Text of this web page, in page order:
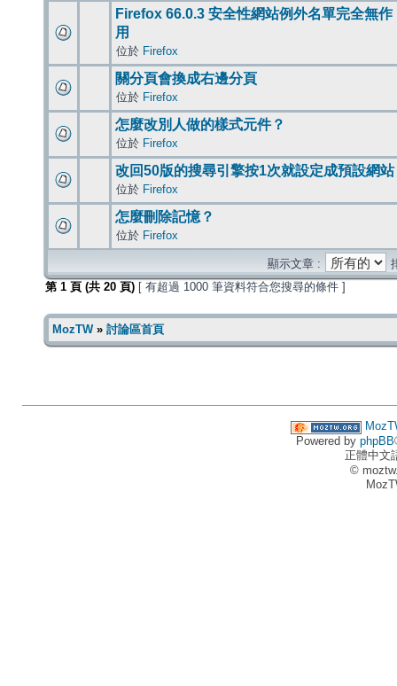
Firefox 66.0.3 安全性網站例外名單完全無作
用
位於 Firefox
關分頁會換成右邊分頁
位於 Firefox
怎麼改別人做的樣式元件？
位於 Firefox
改回50版的搜尋引擎按1次就設定成預設網站
位於 Firefox
怎麼刪除記憶？
位於 Firefox
顯示文章 :
第 1 頁 (共 20 頁) [ 有超過 1000 筆資料符合您搜尋的條件 ]
MozTW» 討論區首頁
Powered by phpBB
正體中文
©